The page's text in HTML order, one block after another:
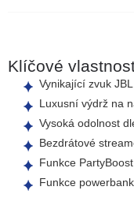
Klíčové
Vynikající zvuk
Luxusní výdrž na
Vysoká odolnost
Bezdrátové
Funkce PartyBoost
Funkce